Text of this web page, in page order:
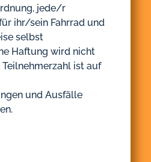
jede/r
ihr/sein Fahrrad und
selbst
Haftung wird nicht
ist auf
und Ausfälle